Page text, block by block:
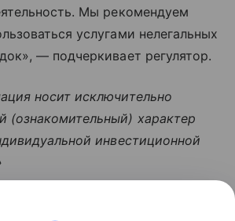
Мы рекомендуем
услугами нелегальных
— подчеркивает регулятор.
носит исключительно
(ознакомительный) характер
инвестиционной